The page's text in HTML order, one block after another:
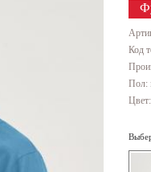
Код
Пол: